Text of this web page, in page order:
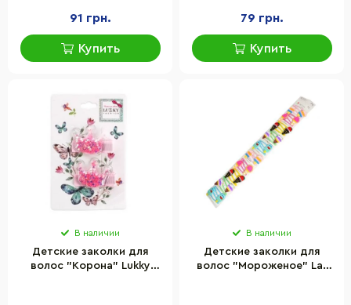
91 грн.
Купить
79 грн.
Купить
В наличии
Детские заколки для
волос "Корона" Lukky
В наличии
Детские заколки для
волос "Мороженое" La-